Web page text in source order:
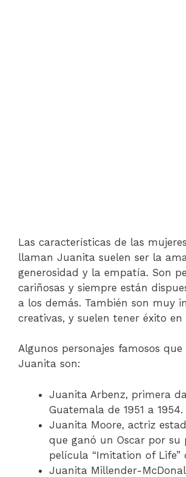
Las características de las
llaman Juanita suelen ser la
generosidad y la empatía. Son
cariñosas y siempre están
a los demás. También son muy
creativas, y suelen tener éxito en
Algunos personajes famosos
Juanita son:
Juanita Arbenz, primera
Guatemala de 1951 a 1954.
Juanita Moore, actriz
que ganó un Oscar por su
película “Imitation of Life”
Juanita Millender-